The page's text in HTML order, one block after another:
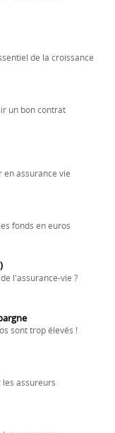
de la croissance
un bon contrat
en assurance vie
fonds en euros
l'assurance-vie ?
sont trop élevés !
les assureurs